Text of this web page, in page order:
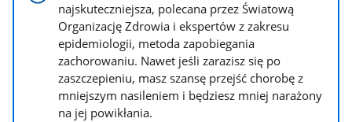
najskuteczniejsza, polecana przez Światową
Organizację Zdrowia i ekspertów z zakresu
epidemiologii, metoda zapobiegania
zachorowaniu. Nawet jeśli zarazisz się po
zaszczepieniu, masz szansę przejść chorobę z
mniejszym nasileniem i będziesz mniej narażony
na jej powikłania.